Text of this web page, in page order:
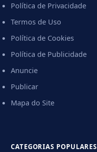
Política de Privacidade
Termos de Uso
Política de Cookies
Política de Publicidade
Anuncie
Publicar
Mapa do Site
CATEGORIAS POPULARES